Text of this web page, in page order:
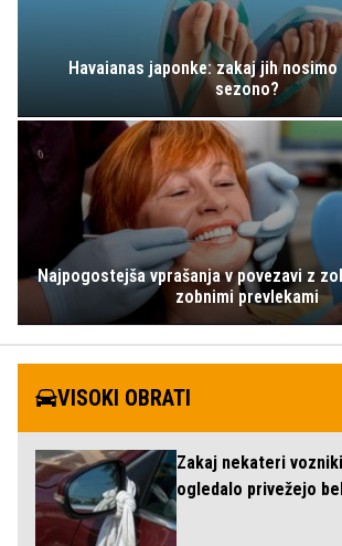
Havaianas japonke: zakaj jih
sezono?
Najpogostejša vprašanja v povezavi z
zobnimi prevlekami
VISOKI OBRATI
Zakaj nekateri
ogledalo privežejo